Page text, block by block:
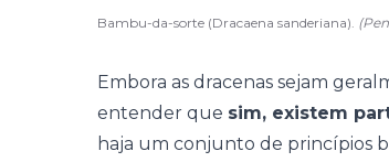
Bambu-da-sorte (Dracaena sanderiana).
Embora as dracenas sejam
entender que sim, existem
haja um conjunto de princípios